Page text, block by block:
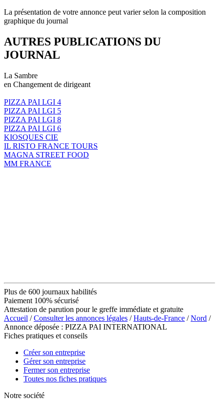
La présentation de votre annonce peut varier selon la composition
graphique du journal
AUTRES PUBLICATIONS DU
JOURNAL
La Sambre
en Changement de dirigeant
PIZZA PAI LGI 4
PIZZA PAI LGI 5
PIZZA PAI LGI 8
PIZZA PAI LGI 6
KIOSQUES CIE
IL RISTO FRANCE TOURS
MAGNA STREET FOOD
MM FRANCE
Plus de 600 journaux habilités
Paiement 100% sécurisé
Attestation de parution pour le greffe immédiate et gratuite
Accueil /Consulter les annonces légales /Hauts-de-France /Nord /
Annonce déposée : PIZZA PAI INTERNATIONAL
Fiches pratiques et conseils
Créer son entreprise
Gérer son entreprise
Fermer son entreprise
Toutes nos fiches pratiques
Notre société